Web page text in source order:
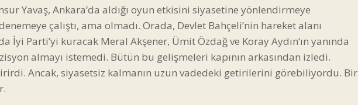
Yavaş, Ankara’da aldığı oyun etkisini siyasetine yönlendirmeye
çalıştı, ama olmadı. Orada, Devlet Bahçeli’nin hareket alanı
Parti’yi kuracak Meral Akşener, Ümit Özdağ ve Koray Aydın’ın yanında
almayı istemedi. Bütün bu gelişmeleri kapının arkasından izledi.
Ancak, siyasetsiz kalmanın uzun vadedeki getirilerini görebiliyordu. Bir